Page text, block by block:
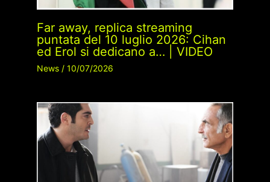
Far away, replica streaming
puntata del 10 luglio 2026: Cihan
ed Erol si dedicano a… | VIDEO
News/ 10/07/2026